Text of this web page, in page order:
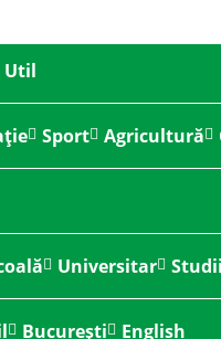
Util
Sport Agricultură
Universitar
București English